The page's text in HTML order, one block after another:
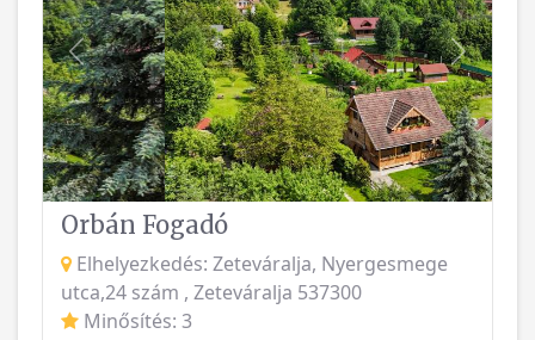
Vissza
Orbán Fogadó
Elhelyezkedés: Zeteváralja, Nyergesmege
utca,24 szám , Zeteváralja 537300
Minősítés: 3